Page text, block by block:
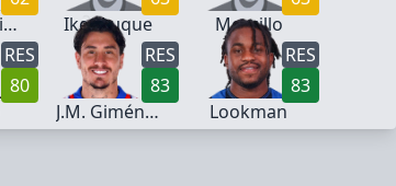
Dani Martinez
Iker Luque
Morcillo
RES
80
RES
83
J.M. Giménez
RES
83
Lookman